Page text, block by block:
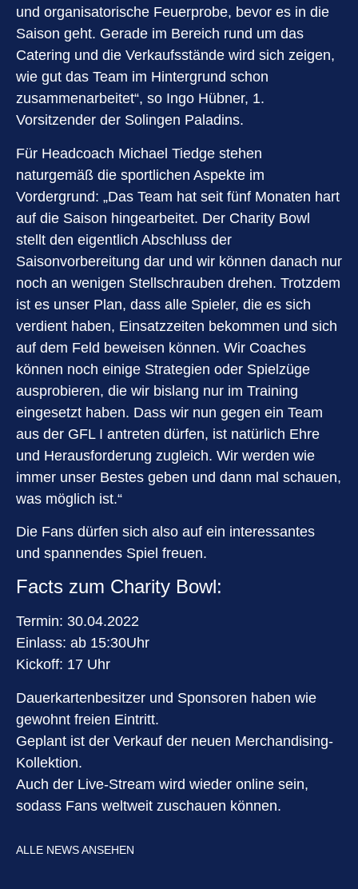
und organisatorische Feuerprobe, bevor es in die
Saison geht. Gerade im Bereich rund um das
Catering und die Verkaufsstände wird sich zeigen,
wie gut das Team im Hintergrund schon
zusammenarbeitet“, so Ingo Hübner, 1.
Vorsitzender der Solingen Paladins.
Für Headcoach Michael Tiedge stehen
naturgemäß die sportlichen Aspekte im
Vordergrund: „Das Team hat seit fünf Monaten hart
auf die Saison hingearbeitet. Der Charity Bowl
stellt den eigentlich Abschluss der
Saisonvorbereitung dar und wir können danach nur
noch an wenigen Stellschrauben drehen. Trotzdem
ist es unser Plan, dass alle Spieler, die es sich
verdient haben, Einsatzzeiten bekommen und sich
auf dem Feld beweisen können. Wir Coaches
können noch einige Strategien oder Spielzüge
ausprobieren, die wir bislang nur im Training
eingesetzt haben. Dass wir nun gegen ein Team
aus der GFL I antreten dürfen, ist natürlich Ehre
und Herausforderung zugleich. Wir werden wie
immer unser Bestes geben und dann mal schauen,
was möglich ist.“
Die Fans dürfen sich also auf ein interessantes
und spannendes Spiel freuen.
Facts zum Charity Bowl:
Termin: 30.04.2022
Einlass: ab 15:30Uhr
Kickoff: 17 Uhr
Dauerkartenbesitzer und Sponsoren haben wie
gewohnt freien Eintritt.
Geplant ist der Verkauf der neuen Merchandising-
Kollektion.
Auch der Live-Stream wird wieder online sein,
sodass Fans weltweit zuschauen können.
ALLE NEWS ANSEHEN